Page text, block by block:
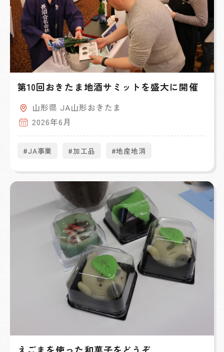
第10回おきたま地酒サミットを盛大に開催
山形県 JA山形おきたま
2026年6月
#JA事業 #加工品 #地産地消